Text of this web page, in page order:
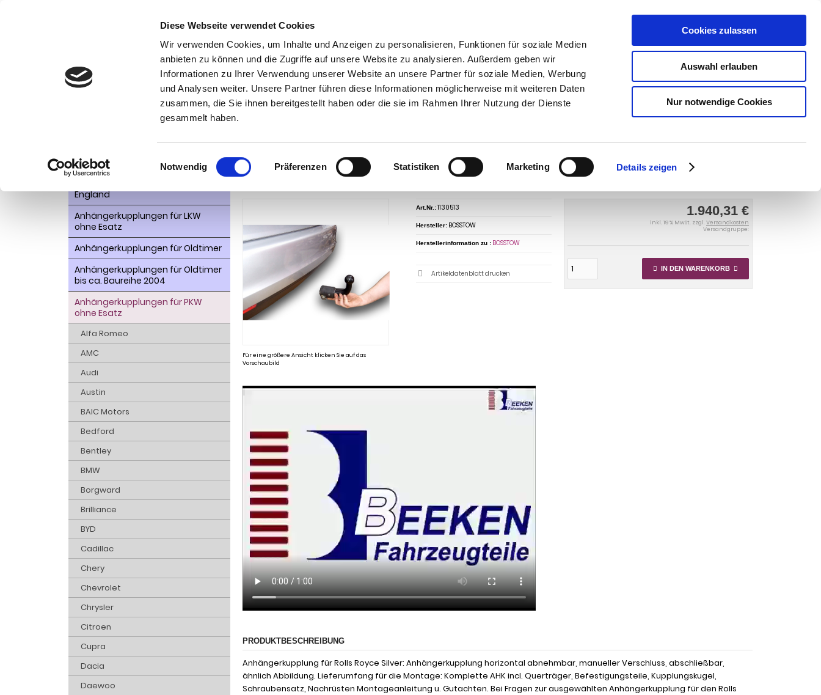
Diese Webseite verwendet Cookies
Wir verwenden Cookies, um Inhalte und Anzeigen zu personalisieren, Funktionen für soziale Medien
anbieten zu können und die Zugriffe auf unsere Website zu analysieren. Außerdem geben wir
Informationen zu Ihrer Verwendung unserer Website an unsere Partner für soziale Medien, Werbung
und Analysen weiter. Unsere Partner führen diese Informationen möglicherweise mit weiteren Daten
zusammen, die Sie ihnen bereitgestellt haben oder die sie im Rahmen Ihrer Nutzung der Dienste
gesammelt haben.
Einwilligungsauswahl
Notwendig Präferenzen Statistiken Marketing Details zeigen
Cookies zulassen
Auswahl erlauben
Nur notwendige Cookies
Kontakt 0 44 89 - 92 34 67 6 AHK-Finder Kasse Warenkorb 0 Artikel
Anhängerkupplung für Rolls Royce-Silver Shadow Mk2, Baureihe 1977-1980
abnehmbar
Für eine größere Ansicht klicken Sie auf das
Vorschaubild
1.940,31 €
inkl. 19 % MwSt. zzgl. Versandkosten
Versandgruppe:
IN DEN WARENKORB
Art.Nr.:1130513
Hersteller: BOSSTOW
Herstellerinformation zu : BOSSTOW
Artikeldatenblatt drucken
PRODUKTBESCHREIBUNG
Anhängerkupplung für Rolls Royce Silver: Anhängerkupplung horizontal abnehmbar, manueller Verschluss, abschließbar,
ähnlich Abbildung. Lieferumfang für die Montage: Komplette AHK incl. Querträger, Befestigungsteile, Kupplungskugel,
Schraubensatz, Nachrüsten Montageanleitung u. Gutachten. Bei Fragen zur ausgewählten Anhängerkupplung für den Rolls
Kategorien
AHK- Zubehör, Ersatzteile
Anhängerkupplungen für
England
Anhängerkupplungen für LKW
ohne Esatz
Anhängerkupplungen für Oldtimer
Anhängerkupplungen für Oldtimer
bis ca. Baureihe 2004
Anhängerkupplungen für PKW
ohne Esatz
Alfa Romeo
AMC
Audi
Austin
BAIC Motors
Bedford
Bentley
BMW
Borgward
Brilliance
BYD
Cadillac
Chery
Chevrolet
Chrysler
Citroen
Cupra
Dacia
Daewoo